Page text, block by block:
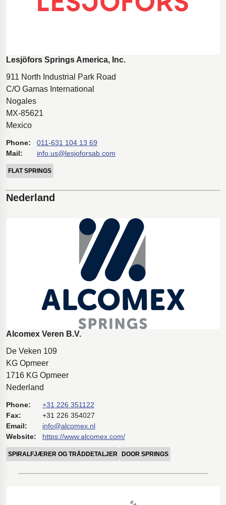
Lesjöfors Springs America, Inc.
911 North Industrial Park Road
C/O Gamas International
Nogales
MX-85621
Mexico
Phone:
011-631 104 13 69
Mail:
info.us@lesjoforsab.com
FLAT SPRINGS
Nederland
Alcomex Veren B.V.
De Veken 109
KG Opmeer
1716 KG Opmeer
Nederland
Phone:
+31 226 351122
Fax:
+31 226 354027
Email:
info@alcomex.nl
Website:
https://www.alcomex.com/
SPIRALFJÆRER OG TRÅDDETALJER DOOR SPRINGS